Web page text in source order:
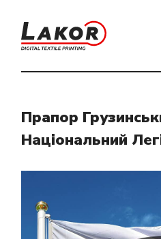
Нічого не
Прапор
Національний